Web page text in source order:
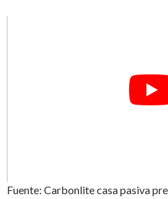
Fuente: Carbonlite casa pasiva